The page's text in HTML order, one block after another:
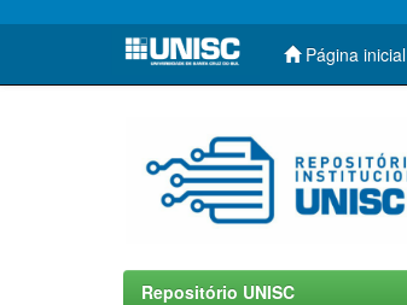
Skip
Página inicial
Repositório UNISC